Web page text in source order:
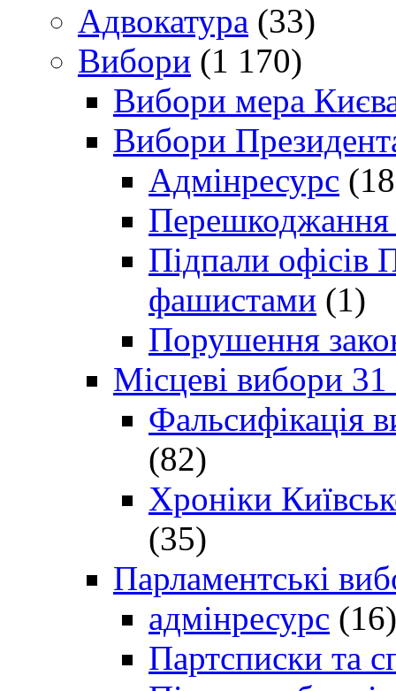
Адвокатура (33)
Вибори (1 170)
Вибори мера
Вибори
Адмінресурс
Перешкоджання
Підпали офісів
фашистами (1)
Порушення
Місцеві вибори
Фальсифікація
(82)
Хроніки
(35)
Парламентські
адмінресурс (16)
Партсписки та